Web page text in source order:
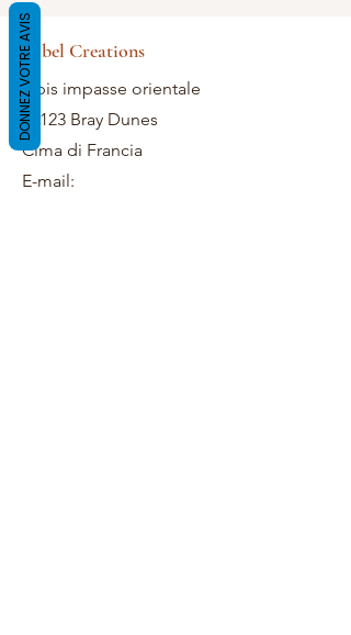
Label Creations
2 bis impasse orientale
59123 Bray Dunes
Cima di Francia
E-mail:
DONNEZ VOTRE AVIS